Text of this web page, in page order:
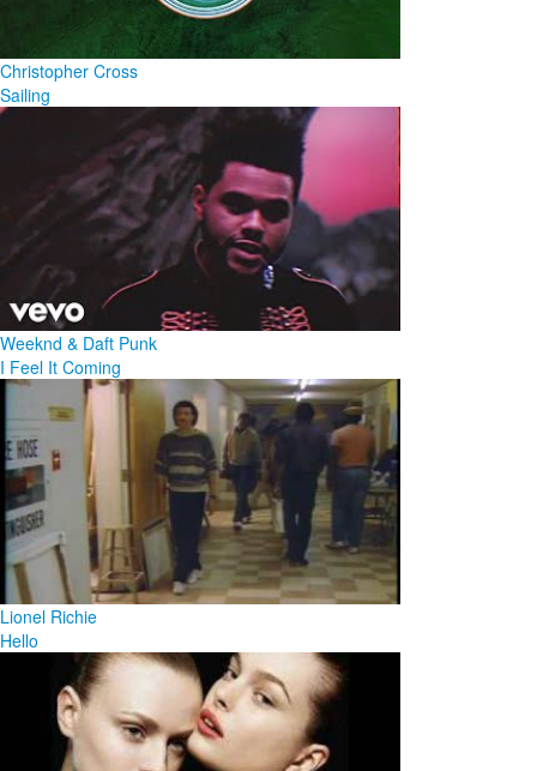
Christopher Cross
Sailing
Weeknd & Daft Punk
I Feel It Coming
Lionel Richie
Hello